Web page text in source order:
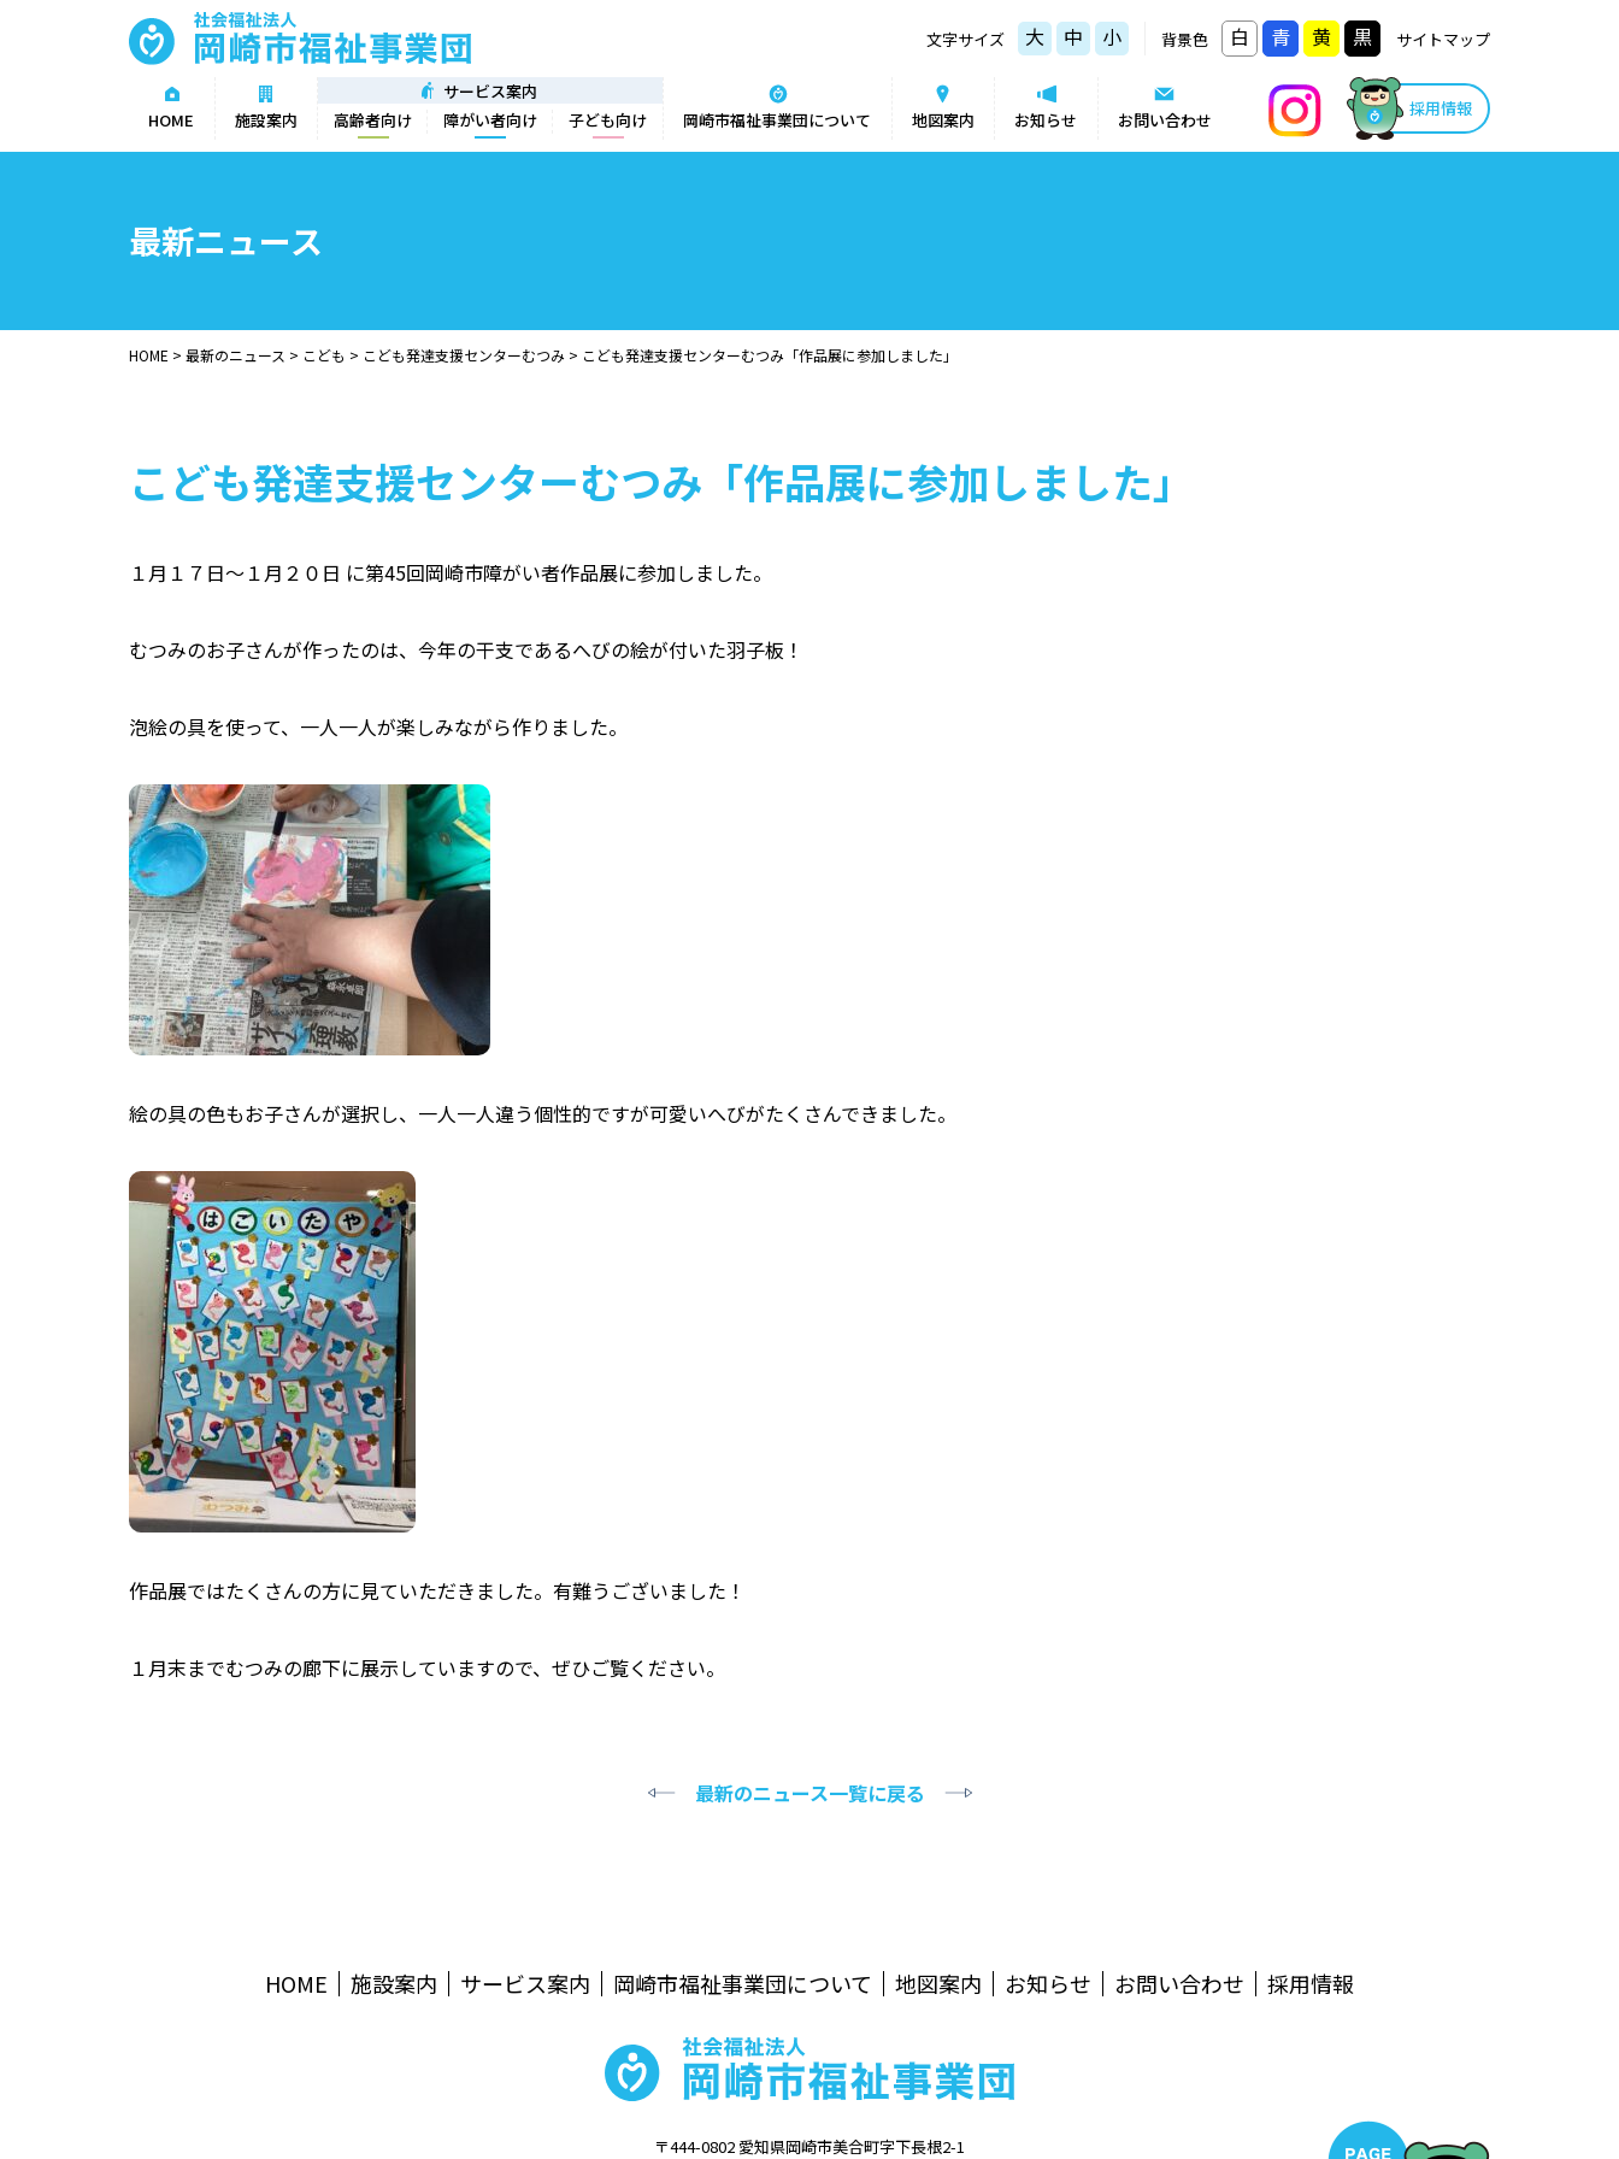
文字サイズ 大 中 小 背景色 白 青 黄 黒 サイトマップ
HOME 施設案内
サービス案内
高齢者向け
障がい者向け 子ども向け 岡崎市福祉事業団について 地図案内 お知らせ お問い合わせ
採用情報
最新ニュース
HOME > 最新のニュース > こども > こども発達支援センターむつみ > こども発達支援センターむつみ「作品展に参加しました」
こども発達支援センターむつみ「作品展に参加しました」
１月１７日～１月２０日 に第45回岡崎市障がい者作品展に参加しました。
むつみのお子さんが作ったのは、今年の干支であるへびの絵が付いた羽子板！
泡絵の具を使って、一人一人が楽しみながら作りました。
絵の具の色もお子さんが選択し、一人一人違う個性的ですが可愛いへびがたくさんできました。
作品展ではたくさんの方に見ていただきました。有難うございました！
１月末までむつみの廊下に展示していますので、ぜひご覧ください。
最新のニュース一覧に戻る
HOME 施設案内 サービス案内 岡崎市福祉事業団について 地図案内 お知らせ お問い合わせ 採用情報
〒444-0802 愛知県岡崎市美合町字下長根2-1